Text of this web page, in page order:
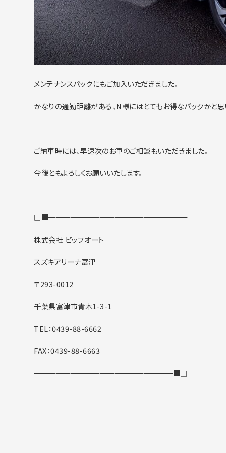
メンテナンスパックにもご加入いただきました。
かなりの通勤距離がある、N様にはとてもお得なパックかと思
ご納車時には、早速次のお車のご相談もいただきました。
今後ともよろしくお願いいたします。
□■━━━━━━━━━━━━━━━━━━━
株式会社 ビップオート
スズキアリーナ富津
〒293-0012
千葉県富津市青木1-3-1
TEL：0439-88-6662
FAX：0439-88-6663
━━━━━━━━━━━━━━━━━━━■□